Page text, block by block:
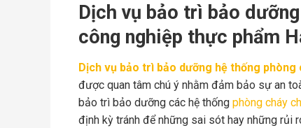
Dịch vụ bảo trì bảo
công nghiệp thực phẩm
Dịch vụ bảo trì bảo dưỡng hệ thống
được quan tâm chú ý nhằm đảm bảo sự an
bảo trì bảo dưỡng các hệ thống phòng cháy
định kỳ tránh để những sai sót hay những rủi